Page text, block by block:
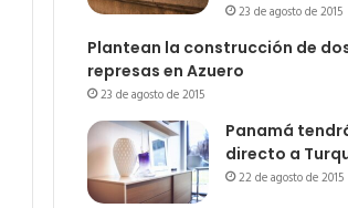
23 de agosto de 2015
Plantean la construcción de
represas en Azuero
23 de agosto de 2015
Panamá
directo a
22 de agosto de 2015